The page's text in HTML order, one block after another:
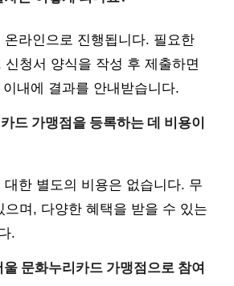
라인으로 진행됩니다. 필요한
신청서 양식을 작성 후 제출하면
내에 결과를 안내받습니다.
드 가맹점을 등록하는 데 비용이
한 별도의 비용은 없습니다. 무
으며, 다양한 혜택을 받을 수 있는
.
문화누리카드 가맹점으로 참여